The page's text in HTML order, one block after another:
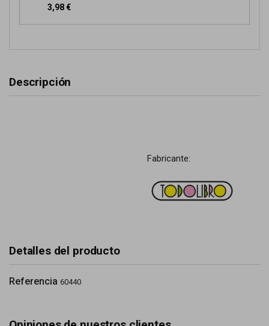
3,98 €
Descripción
Fabricante:
Detalles del producto
Referencia 60440